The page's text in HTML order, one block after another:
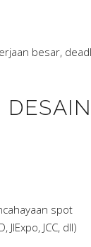
besar,
spot
JCC, dll)